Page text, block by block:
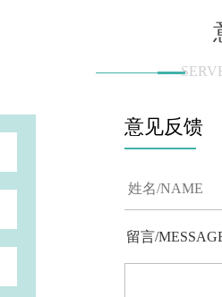
意见反馈
留言/